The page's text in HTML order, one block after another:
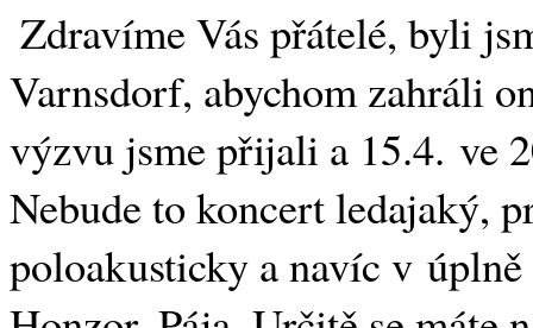
Zdravíme Vás přátelé, byli
Varnsdorf, abychom zahráli
výzvu jsme přijali a 15.4. ve
Nebude to koncert ledajaký,
poloakusticky a navíc v